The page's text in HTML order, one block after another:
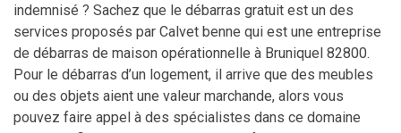
indemnisé ? Sachez que le débarras gratuit est un des
services proposés par Calvet benne qui est une entreprise
de débarras de maison opérationnelle à Bruniquel 82800.
Pour le débarras d’un logement, il arrive que des meubles
ou des objets aient une valeur marchande, alors vous
pouvez faire appel à des spécialistes dans ce domaine